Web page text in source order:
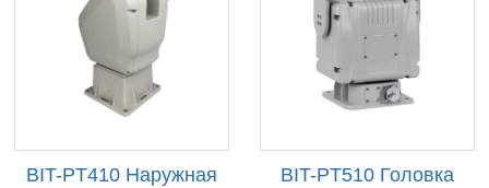
BIT-PT410 Наружная
BIT-PT510 Головка